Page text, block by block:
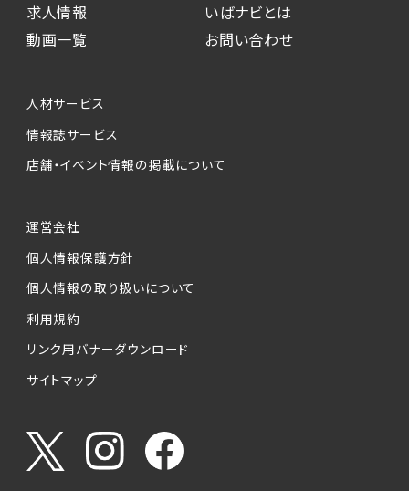
求人情報
動画一覧
いばナビとは
お問い合わせ
人材サービス
情報誌サービス
店舗・イベント情報の掲載について
運営会社
個人情報保護方針
個人情報の取り扱いについて
利用規約
リンク用バナーダウンロード
サイトマップ